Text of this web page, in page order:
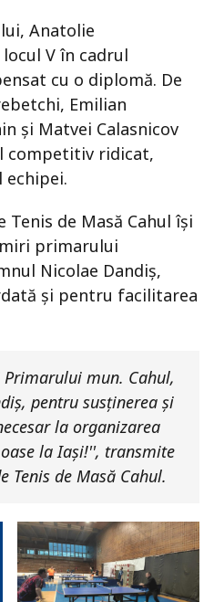
Anatolie
V în cadrul
cu o diplomă. De
Emilian
și Matvei Calasnicov
competitiv ridicat,
echipei.
de Masă Cahul își
primarului
Nicolae Dandiș,
și pentru facilitarea
mun. Cahul,
pentru susținerea și
la organizarea
la Iași!'', transmite
Tenis de Masă Cahul.